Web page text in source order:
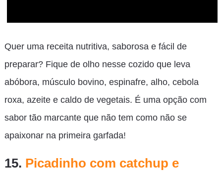
Quer uma receita nutritiva, saborosa e fácil de
preparar? Fique de olho nesse cozido que leva
abóbora, músculo bovino, espinafre, alho, cebola
roxa, azeite e caldo de vegetais. É uma opção com
sabor tão marcante que não tem como não se
apaixonar na primeira garfada!
15. Picadinho com catchup e